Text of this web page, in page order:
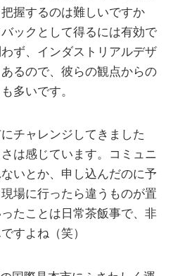
握するのは難しいですか
ックとして得るには有効で
ず、インダストリアルデザ
るので、彼らの観点からの
多いです。
チャレンジしてきました
は感じています。コミュニ
いとか、申し込んだのに予
場に行ったら違うものが置
たことは日常茶飯事で、非
すよね（笑）